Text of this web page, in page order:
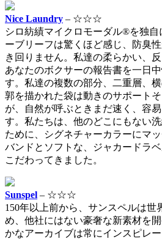
Nice Laundry – ☆☆☆
シロ紡績マイクロモーダル®を独
ーブリーフは驚くほど感じ、防臭
き回りません。私達の柔らかい、
あなたのボクサーの報告書を一日
す。私達の複数の部分、二重層、
郭を描かれた袋は動きのサポート
が、自然が呼ぶときまだ速く、容
す。私たちは、他のどこにもない
ために、シグネチャーカラーにマ
バンドとソフトな、ジャカードラ
こだわってきました。
Sunspel – ☆☆☆
150年以上前から、サンスペルは世
め、他社にはない豪奢な新素材を
かなアーカイブは常にインスピレ